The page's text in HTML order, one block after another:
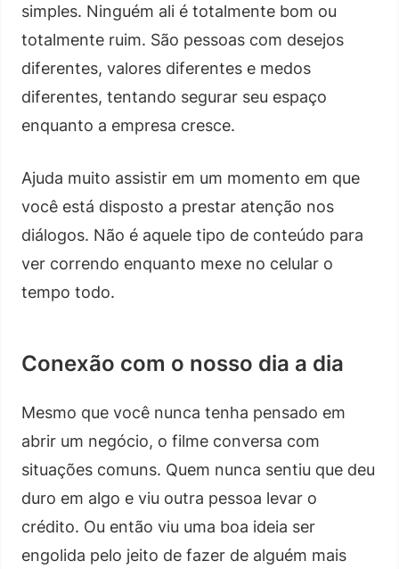
simples. Ninguém ali é totalmente bom ou
totalmente ruim. São pessoas com desejos
diferentes, valores diferentes e medos
diferentes, tentando segurar seu espaço
enquanto a empresa cresce.
Ajuda muito assistir em um momento em que
você está disposto a prestar atenção nos
diálogos. Não é aquele tipo de conteúdo para
ver correndo enquanto mexe no celular o
tempo todo.
Conexão com o nosso dia a dia
Mesmo que você nunca tenha pensado em
abrir um negócio, o filme conversa com
situações comuns. Quem nunca sentiu que deu
duro em algo e viu outra pessoa levar o
crédito. Ou então viu uma boa ideia ser
engolida pelo jeito de fazer de alguém mais